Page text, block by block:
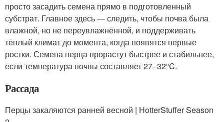
просто засадить семена прямо в подготовленный
субстрат. Главное здесь — следить, чтобы почва была
влажной, но не переувлажнённой, и поддерживать
тёплый климат до момента, когда появятся первые
ростки. Семена перца прорастут быстрее и стабильнее,
если температура почвы составляет 27–32°C.
Рассада
Перцы закаляются ранней весной | HotterStuffer Season